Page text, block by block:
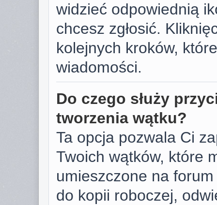
widzieć odpowiednią
chcesz zgłosić.
kolejnych kroków,
wiadomości.
Do czego służy
tworzenia wątku?
Ta opcja pozwala Ci
Twoich wątków, które
umieszczone na
do kopii roboczej,